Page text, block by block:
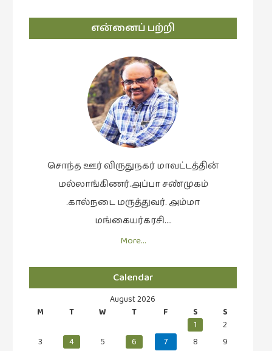
என்னைப் பற்றி
சொந்த ஊர் விருதுநகர் மாவட்டத்தின்
மல்லாங்கிணர்.அப்பா சண்முகம்
.கால்நடை மருத்துவர். அம்மா
மங்கையர்கரசி….
More…
Calendar
August 2026
M
T W T F S
S
1
2
3
4 5 6 7 8
9